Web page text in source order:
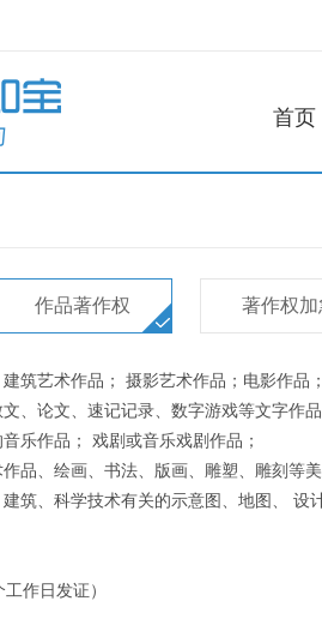
首页
作品著作权 著作权加
筑艺术作品； 摄影艺术作品；电影作品
、论文、速记记录、数字游戏等文字作
乐作品； 戏剧或音乐戏剧作品；
品、绘画、书法、版画、雕塑、雕刻等
筑、科学技术有关的示意图、地图、 设
作日发证）